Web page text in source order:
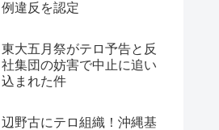
例違反を認定
東大五月祭がテロ予告と反
社集団の妨害で中止に追い
込まれた件
辺野古にテロ組織！沖縄基